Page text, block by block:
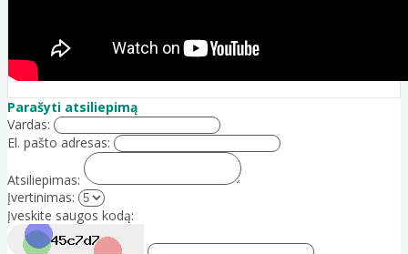
Parašyti atsiliepimą
Vardas:
El. pašto adresas:
Atsiliepimas:
Įvertinimas:
Įveskite saugos kodą: